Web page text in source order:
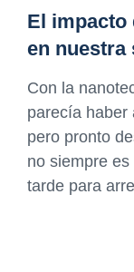
El impacto
en nuestra
Con la
parecía haber
pero pronto
no siempre
tarde para